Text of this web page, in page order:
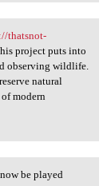
thatsnot-
project puts into
observing wildlife.
natural
modern
be played